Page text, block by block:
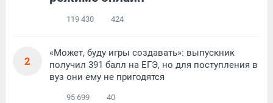
119 430 424
2
«Может, буду игры создавать»: выпускник
получил 391 балл на ЕГЭ, но для поступления в
вуз они ему не пригодятся
95 699 40